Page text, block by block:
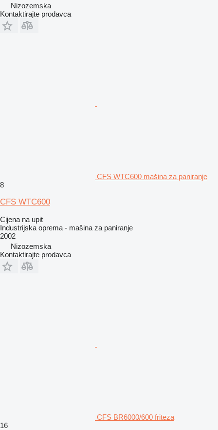
Nizozemska
Kontaktirajte prodavca
CFS WTC600 mašina za paniranje
8
CFS WTC600
Cijena na upit
Industrijska oprema - mašina za paniranje
2002
Nizozemska
Kontaktirajte prodavca
CFS BR6000/600 friteza
16